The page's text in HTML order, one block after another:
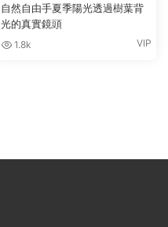
自然自由手夏季陽光透過樹葉背
光的真實鏡頭
1.8k VIP